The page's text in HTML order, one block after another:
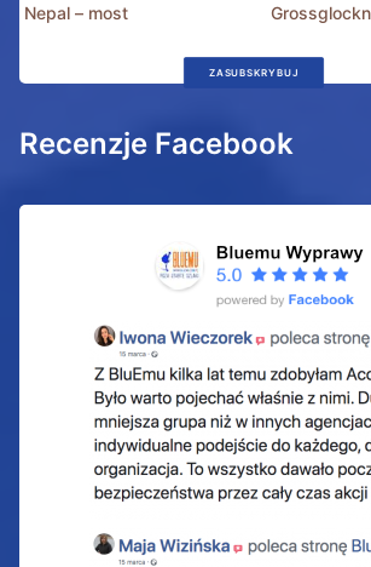
Nepal – most
ZASUBSKRYBUJ
Recenzje Facebook